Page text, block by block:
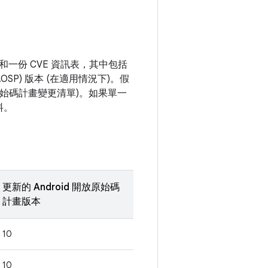
一份 CVE 資訊表，其中包括
版本 (在適用情況下)。假
碼計畫變更清單)。如果單一
更新的 Android 開放原始碼
計畫版本
10
10